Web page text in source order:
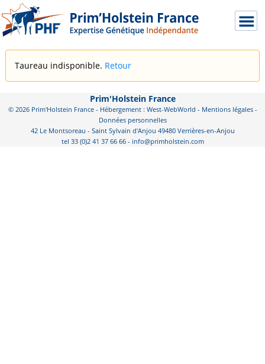
Taureau indisponible. Retour
Prim'Holstein France
© 2026 Prim'Holstein France - Hébergement : West-WebWorld - Mentions légales-
Données personnelles
42 Le Montsoreau - Saint Sylvain d'Anjou 49480 Verrières-en-Anjou
tel 33 (0)2 41 37 66 66 - info@primholstein.com